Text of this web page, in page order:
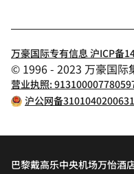
万豪国际专有信息 沪ICP备
© 1996 - 2023 万豪国际
营业执照:
沪公网备
巴黎戴高乐中央机场万怡酒